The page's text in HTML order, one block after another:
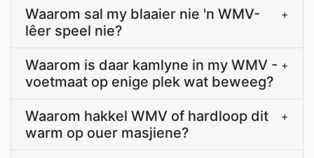
Waarom sal my blaaier nie 'n WMV-
lêer speel nie?
+
Waarom is daar kamlyne in my WMV -
voetmaat op enige plek wat beweeg?
+
Waarom hakkel WMV of hardloop dit
warm op ouer masjiene?
+